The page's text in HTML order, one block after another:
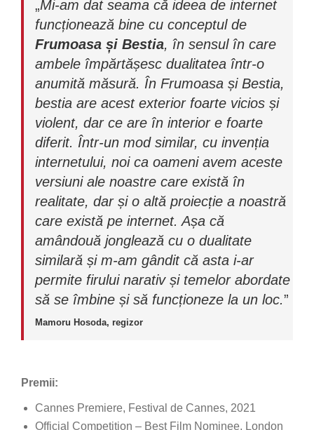
„Mi-am dat seama că ideea de internet
funcționează bine cu conceptul de
Frumoasa și Bestia, în sensul în care
ambele împărtășesc dualitatea într-o
anumită măsură. În Frumoasa și Bestia,
bestia are acest exterior foarte vicios și
violent, dar ce are în interior e foarte
diferit. Într-un mod similar, cu invenția
internetului, noi ca oameni avem aceste
versiuni ale noastre care există în
realitate, dar și o altă proiecție a noastră
care există pe internet. Așa că
amândouă jonglează cu o dualitate
similară și m-am gândit că asta i-ar
permite firului narativ și temelor abordate
să se îmbine și să funcționeze la un loc.”
Mamoru Hosoda, regizor
Premii:
Cannes Premiere, Festival de Cannes, 2021
Official Competition – Best Film Nominee, London